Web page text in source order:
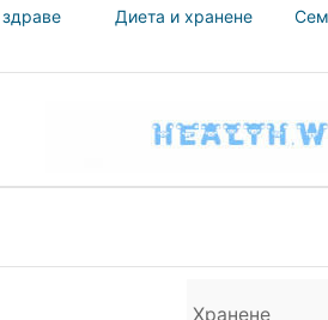
Диета и хранене
Хранене